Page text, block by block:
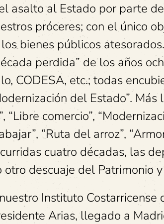
asalto al Estado por parte
próceres; con el único
bienes públicos
perdida” de los años
CODESA, etc.; todas
del Estado”.
“Libre comercio”,
“Ruta del arroz”,
cuatro décadas, las
otro descuaje del Patrimonio
Instituto
Arias, llegado a